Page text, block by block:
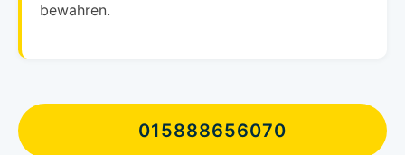
bewahren.
015888656070